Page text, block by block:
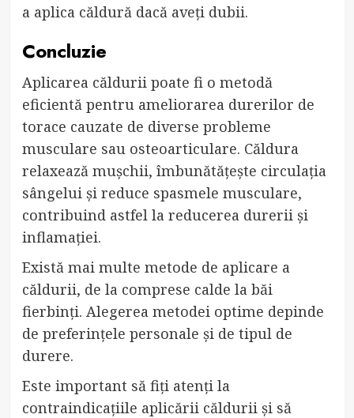
a aplica căldură dacă aveți dubii.
Concluzie
Aplicarea căldurii poate fi o metodă
eficientă pentru ameliorarea durerilor de
torace cauzate de diverse probleme
musculare sau osteoarticulare. Căldura
relaxează mușchii, îmbunătățește circulația
sângelui și reduce spasmele musculare,
contribuind astfel la reducerea durerii și
inflamației.
Există mai multe metode de aplicare a
căldurii, de la comprese calde la băi
fierbinți. Alegerea metodei optime depinde
de preferințele personale și de tipul de
durere.
Este important să fiți atenți la
contraindicațiile aplicării căldurii și să